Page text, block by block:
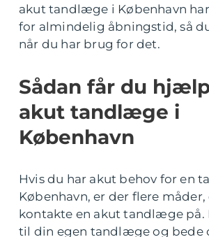
akut tandlæge i København
for almindelig åbningstid, så
når du har brug for det.
Sådan får du
akut tandlæge i
København
Hvis du har akut behov for en
København, er der flere måder,
kontakte en akut tandlæge på.
til din egen tandlæge og bede